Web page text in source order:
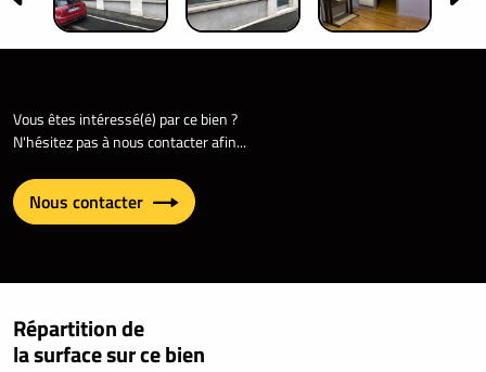
Vous êtes intéressé(é) par ce bien ?
N'hésitez pas à nous contacter afin...
Nous contacter
Répartition de
la surface sur ce bien